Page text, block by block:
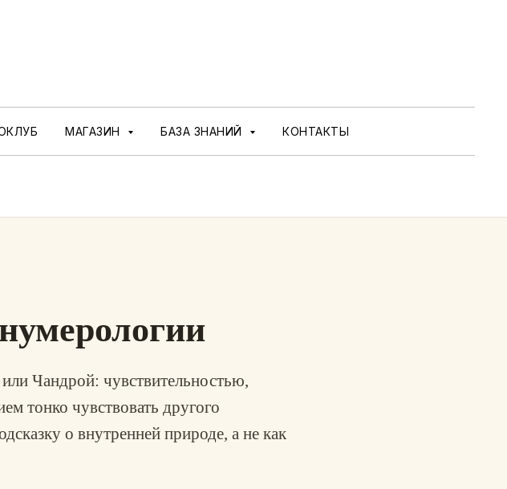
МАГАЗИН БАЗА ЗНАНИЙ КОНТАКТЫ
Чандрой: чувствительностью,
тонко чувствовать другого
о внутренней природе, а не как